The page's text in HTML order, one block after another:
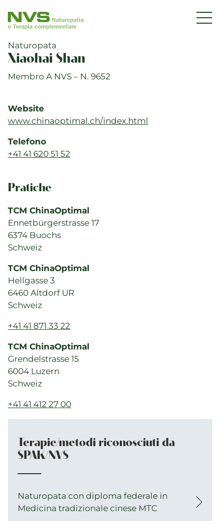
NVS
Associazione
Svizzera
di
Naturopatia
pagina
iniziale
DE |FR|IT
Associazione professionale NVS
Servizi per associazioni
Informazioni di settore
Gestione ambulatorio
Qualità e SPAK
Politica e leggi
Formazione
Carriera e opportunità di lavoro
Eventi attuali
Attualità
Directory di ricerca
Naturopata
Xiaohai Shan
Membro A NVS – N. 9652
2
Website
www.chinaoptimal.ch/index.html
Telefono
+41 41 620 51 52
Pratiche
TCM ChinaOptimal
Ennetbürgerstrasse 17
6374 Buochs
Schweiz
TCM ChinaOptimal
Hellgasse 3
6460 Altdorf UR
Schweiz
+41 41 871 33 22
TCM ChinaOptimal
Grendelstrasse 15
6004 Luzern
Schweiz
+41 41 412 27 00
Terapie/metodi riconosciuti da
SPAK/NVS
Naturopata con diploma federale in
Medicina tradizionale cinese MTC